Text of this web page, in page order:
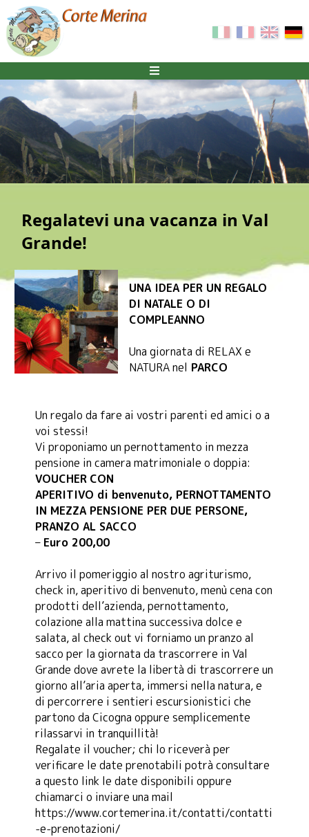
Regalatevi una vacanza in Val
Grande!
UNA IDEA PER UN REGALO
DI NATALE O DI
COMPLEANNO
Una giornata di RELAX e
NATURA nel PARCO
Un regalo da fare ai vostri parenti ed amici o a
voi stessi!
Vi proponiamo un pernottamento in mezza
pensione in camera matrimoniale o doppia:
VOUCHER CON
APERITIVO di benvenuto, PERNOTTAMENTO
IN MEZZA PENSIONE PER DUE PERSONE,
PRANZO AL SACCO
– Euro 200,00
Arrivo il pomeriggio al nostro agriturismo,
check in, aperitivo di benvenuto, menù cena con
prodotti dell’azienda, pernottamento,
colazione alla mattina successiva dolce e
salata, al check out vi forniamo un pranzo al
sacco per la giornata da trascorrere in Val
Grande dove avrete la libertà di trascorrere un
giorno all’aria aperta, immersi nella natura, e
di percorrere i sentieri escursionistici che
partono da Cicogna oppure semplicemente
rilassarvi in tranquillità!
Regalate il voucher; chi lo riceverà per
verificare le date prenotabili potrà consultare
a questo link le date disponibili oppure
chiamarci o inviare una mail
https://www.cortemerina.it/contatti/contatti
-e-prenotazioni/